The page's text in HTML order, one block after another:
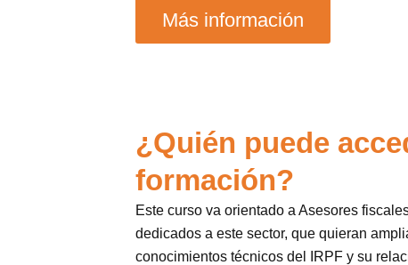
Más información
¿Quién puede
formación?
Este curso va orientado a Asesores
dedicados a este sector, que quieran
conocimientos técnicos del IRPF y su